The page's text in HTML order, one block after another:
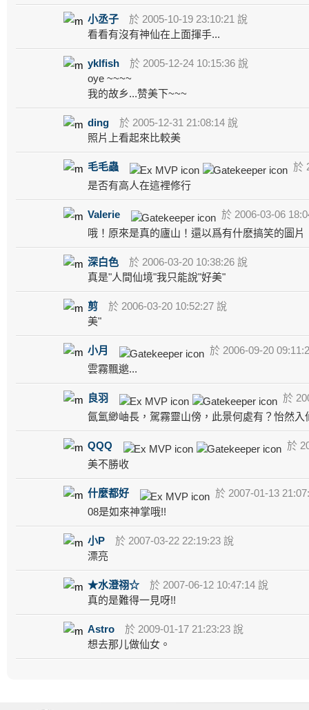
小丞子
於 2005-10-19 23:10:21 說
看看有沒有神仙在上面揮手...
yklfish
於 2005-12-24 10:15:36 說
oye ~~~~
我的故乡...赞美下~~~
ding
於 2005-12-31 21:08:14 說
照片上看起來比較美
毛毛蟲
於
是否有高人在這裡修行
Valerie
於 2006-03-06
哦！原來是真的廬山！還以爲有什麽搞笑的圖片
深白色
於 2006-03-20 10:38:26 說
真是"人間仙境"我只能說"好美"
剪
於 2006-03-20 10:52:27 說
美"
小月
於 2006-09-20
雲霧飄邈...
良羽
於
氤氳緲岫長，駕霧靈山傍，此景何處有？怡然入
QQQ
於
美不勝收
什麼都好
於 2007-01-13
08是如來神掌哦!!
小P
於 2007-03-22 22:19:23 說
漂亮
★水澄祤☆
於 2007-06-12 10:47:14 說
真的是難得一見呀!!
Astro
於 2009-01-17 21:23:23 說
想去那儿做仙女。